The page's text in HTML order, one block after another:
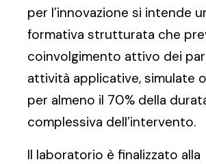
per l’innovazione si intende
formativa strutturata che
coinvolgimento attivo dei
attività applicative, simulate
per almeno il 70% della
complessiva dell’intervento.
Il laboratorio è finalizzato alla